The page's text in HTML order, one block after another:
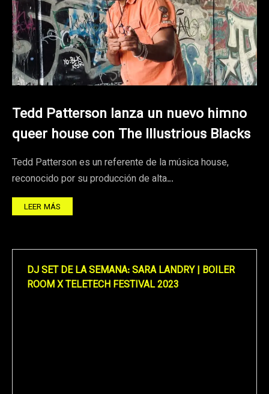
Tedd Patterson lanza un nuevo himno
queer house con The Illustrious Blacks
Tedd Patterson es un referente de la música house,
reconocido por su producción de alta…
LEER MÁS
DJ SET DE LA SEMANA: SARA LANDRY | BOILER
ROOM X TELETECH FESTIVAL 2023